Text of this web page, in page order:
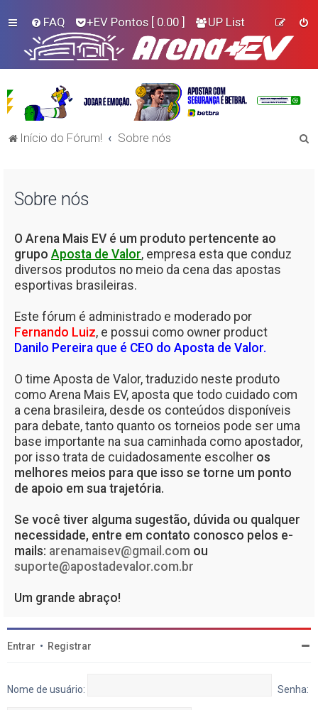
FAQ +EV Pontos [ 0.00 ] UP List
Início do Fórum! Sobre nós
Sobre nós
O Arena Mais EV é um produto pertencente ao
grupo Aposta de Valor, empresa esta que conduz
diversos produtos no meio da cena das apostas
esportivas brasileiras.
Este fórum é administrado e moderado por
Fernando Luiz, e possui como owner product
Danilo Pereira que é CEO do Aposta de Valor.
O time Aposta de Valor, traduzido neste produto
como Arena Mais EV, aposta que todo cuidado com
a cena brasileira, desde os conteúdos disponíveis
para debate, tanto quanto os torneios pode ser uma
base importante na sua caminhada como apostador,
por isso trata de cuidadosamente escolher os
melhores meios para que isso se torne um ponto
de apoio em sua trajetória.
Se você tiver alguma sugestão, dúvida ou qualquer
necessidade, entre em contato conosco pelos e-
mails: arenamaisev@gmail.com ou
suporte@apostadevalor.com.br
Um grande abraço!
Entrar • Registrar
Nome de usuário: Senha: